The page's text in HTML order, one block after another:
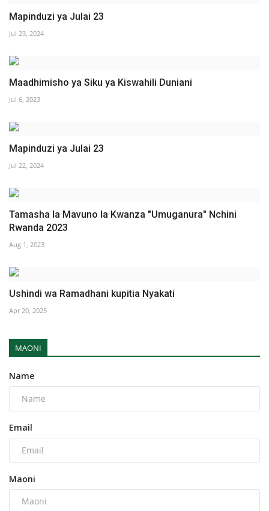
Mapinduzi ya Julai 23
Jul 23, 2024
Maadhimisho ya Siku ya Kiswahili Duniani
Jul 6, 2023
Mapinduzi ya Julai 23
Jul 22, 2024
Tamasha la Mavuno la Kwanza "Umuganura" Nchini
Rwanda 2023
Aug 1, 2023
Ushindi wa Ramadhani kupitia Nyakati
Apr 20, 2025
MAONI
Name
Email
Maoni